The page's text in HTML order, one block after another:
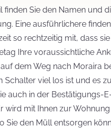
finden Sie den Namen und
Eine ausführlichere
so rechtzeitig mit, dass
Ihre voraussichtliche
dem Weg nach Moraira
Schalter viel los ist und es
auch in der Bestätigungs-
wird mit Ihnen zur
Sie den Müll entsorgen